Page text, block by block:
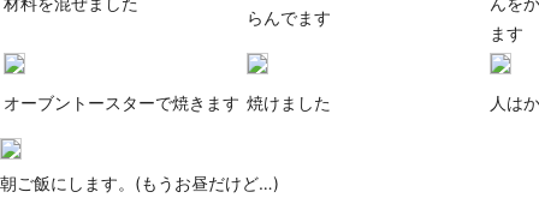
らんでます
ます
オーブントースターで焼きます 焼けました 人は
朝ご飯にします。(もうお昼だけど…)